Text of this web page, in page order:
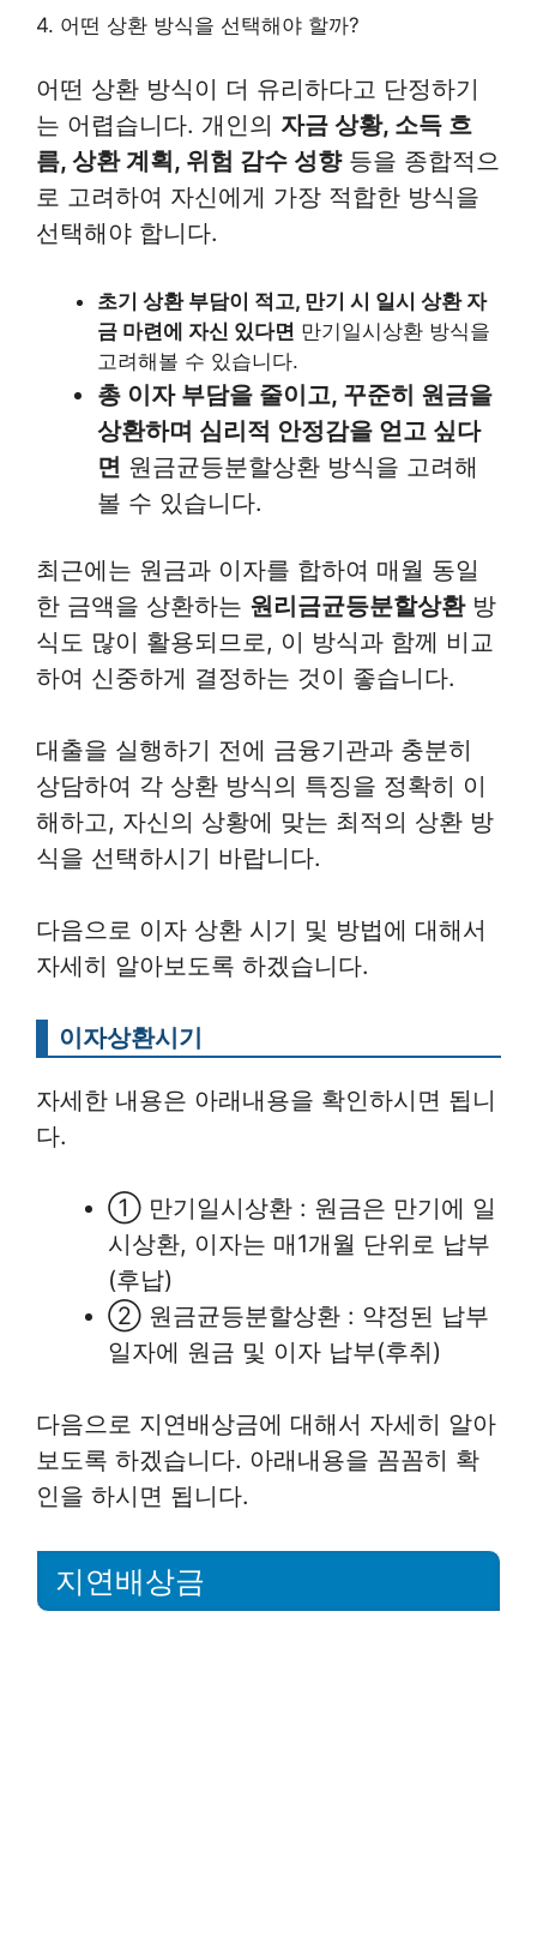
4. 어떤 상환 방식을 선택해야 할까?
어떤 상환 방식이 더 유리하다고 단정하기
는 어렵습니다. 개인의 자금 상황, 소득 흐
름, 상환 계획, 위험 감수 성향등을 종합적으
로 고려하여 자신에게 가장 적합한 방식을
선택해야 합니다.
초기 상환 부담이 적고, 만기 시 일시 상환 자
금 마련에 자신 있다면 만기일시상환 방식을
고려해볼 수 있습니다.
총 이자 부담을 줄이고, 꾸준히 원금을
상환하며 심리적 안정감을 얻고 싶다
면 원금균등분할상환 방식을 고려해
볼 수 있습니다.
최근에는 원금과 이자를 합하여 매월 동일
한 금액을 상환하는 원리금균등분할상환방
식도 많이 활용되므로, 이 방식과 함께 비교
하여 신중하게 결정하는 것이 좋습니다.
대출을 실행하기 전에 금융기관과 충분히
상담하여 각 상환 방식의 특징을 정확히 이
해하고, 자신의 상황에 맞는 최적의 상환 방
식을 선택하시기 바랍니다.
다음으로 이자 상환 시기 및 방법에 대해서
자세히 알아보도록 하겠습니다.
이자상환시기
자세한 내용은 아래내용을 확인하시면 됩니
다.
① 만기일시상환 : 원금은 만기에 일
시상환, 이자는 매1개월 단위로 납부
(후납)
② 원금균등분할상환 : 약정된 납부
일자에 원금 및 이자 납부(후취)
다음으로 지연배상금에 대해서 자세히 알아
보도록 하겠습니다. 아래내용을 꼼꼼히 확
인을 하시면 됩니다.
지연배상금